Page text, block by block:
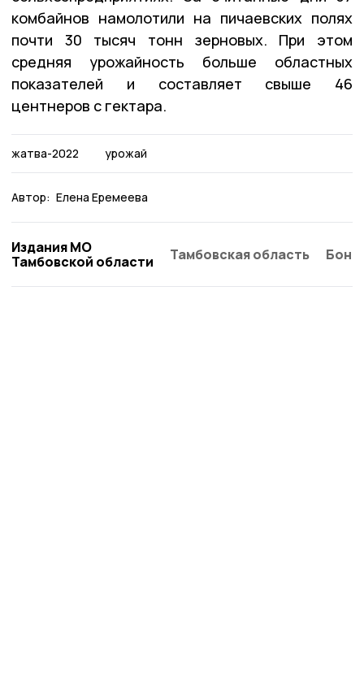
комбайнов намолотили на пичаевских полях
почти 30 тысяч тонн зерновых. При этом
средняя урожайность больше областных
показателей и составляет свыше 46
центнеров с гектара.
жатва-2022 урожай
Автор: Елена Еремеева
Издания МО
Тамбовской области
Тамбовская область